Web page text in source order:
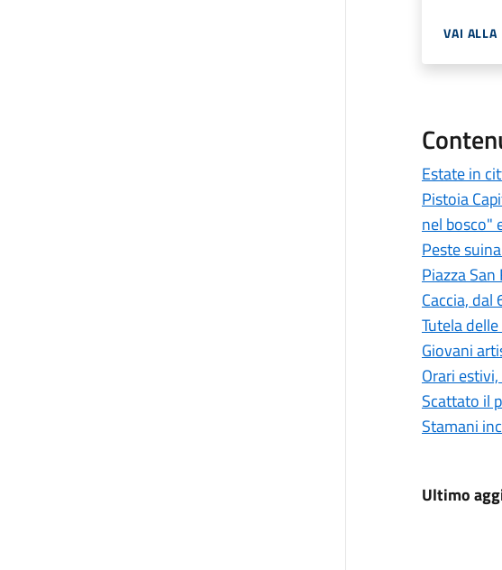
VAI ALLA
Estate in
Pistoia
nel bosco"
Peste
Piazza
Caccia,
Tutela
Giovani
Orari
Scattato il
Stamani
Ultimo